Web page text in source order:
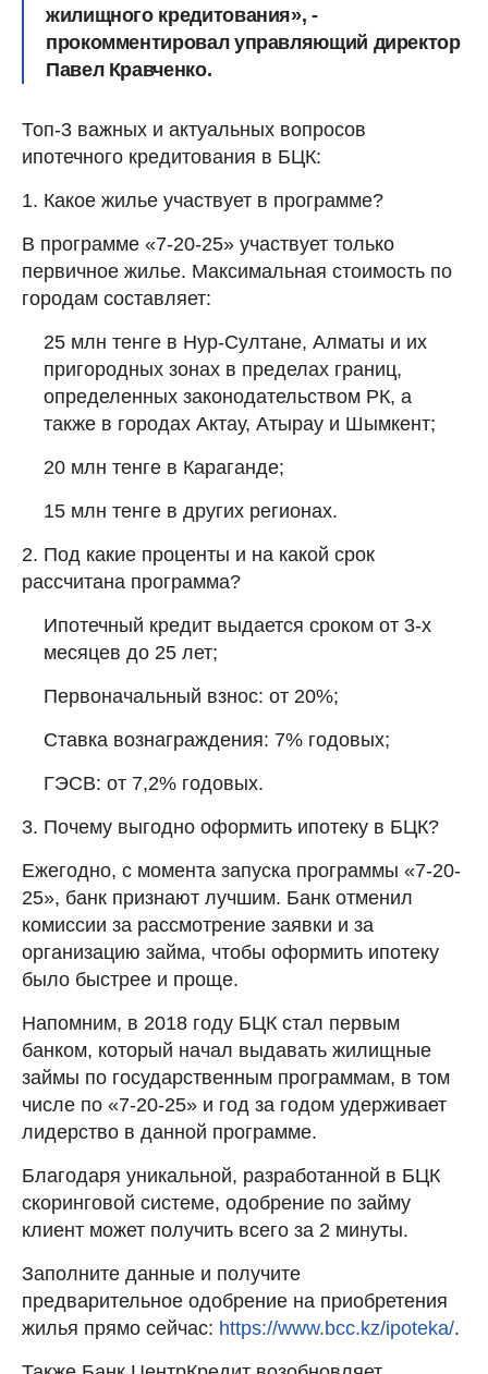
жилищного кредитования», -
прокомментировал управляющий директор
Павел Кравченко.
Топ-3 важных и актуальных вопросов
ипотечного кредитования в БЦК:
1. Какое жилье участвует в программе?
В программе «7-20-25» участвует только
первичное жилье. Максимальная стоимость по
городам составляет:
25 млн тенге в Нур-Султане, Алматы и их
пригородных зонах в пределах границ,
определенных законодательством РК, а
также в городах Актау, Атырау и Шымкент;
20 млн тенге в Караганде;
15 млн тенге в других регионах.
2. Под какие проценты и на какой срок
рассчитана программа?
Ипотечный кредит выдается сроком от 3-х
месяцев до 25 лет;
Первоначальный взнос: от 20%;
Ставка вознаграждения: 7% годовых;
ГЭСВ: от 7,2% годовых.
3. Почему выгодно оформить ипотеку в БЦК?
Ежегодно, с момента запуска программы «7-20-
25», банк признают лучшим. Банк отменил
комиссии за рассмотрение заявки и за
организацию займа, чтобы оформить ипотеку
было быстрее и проще.
Напомним, в 2018 году БЦК стал первым
банком, который начал выдавать жилищные
займы по государственным программам, в том
числе по «7-20-25» и год за годом удерживает
лидерство в данной программе.
Благодаря уникальной, разработанной в БЦК
скоринговой системе, одобрение по займу
клиент может получить всего за 2 минуты.
Заполните данные и получите
предварительное одобрение на приобретения
жилья прямо сейчас: https://www.bcc.kz/ipoteka/.